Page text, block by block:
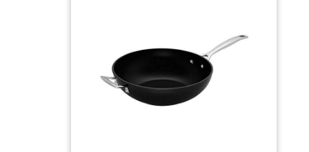
revêtement, Passe au lave-vaisselle,
Garantie à vie Contenu : 1x Le Creuset
Poêle Wok Anti-Adhérente en
Aluminium Forgé, 30 cm, Dimensions
: 57,1x 31,1x 11,5 cm, Surface de